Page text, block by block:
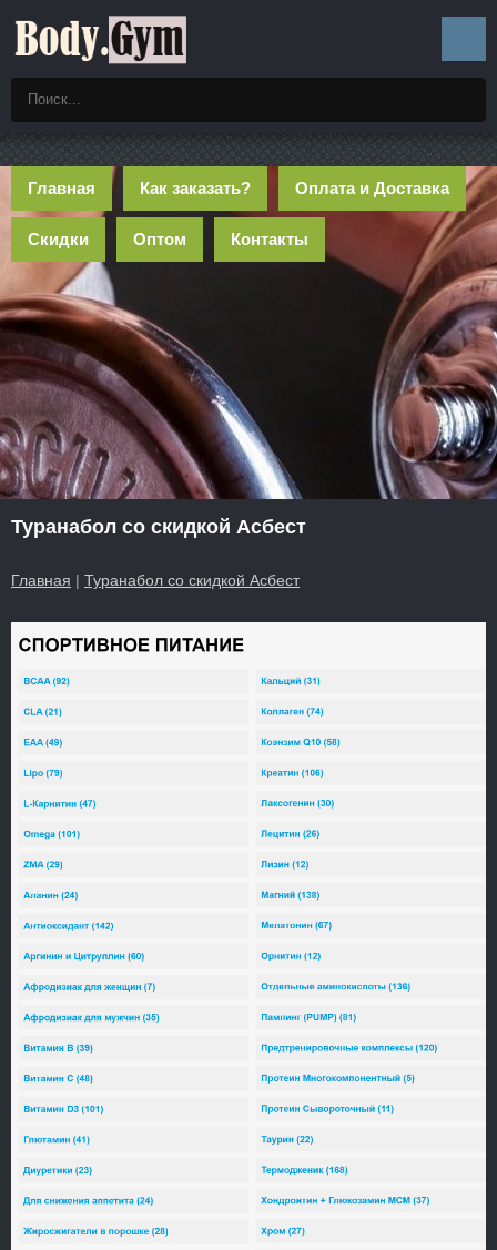
Главная Как заказать? Оплата и Доставка
Скидки Оптом Контакты
Туранабол со скидкой Асбест
Главная | Туранабол со скидкой Асбест